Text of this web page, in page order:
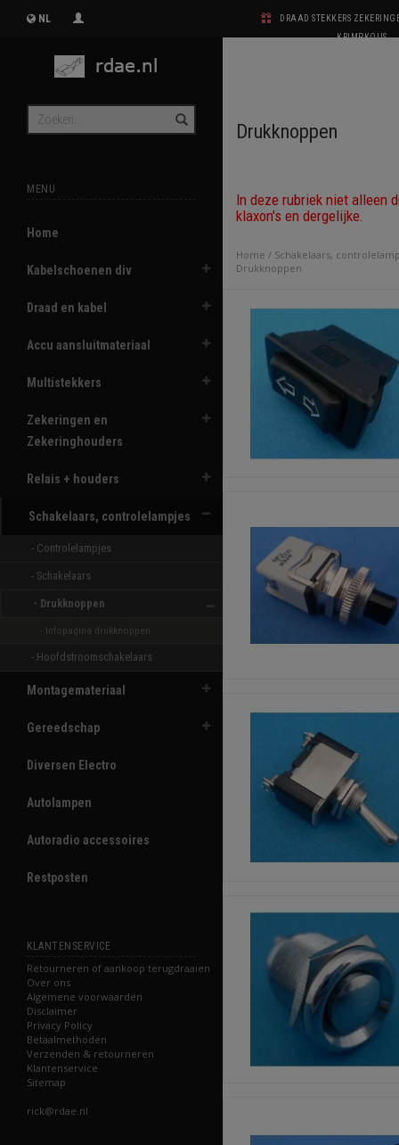
NL
DRAAD STEKKERS
KRIMPKOUS
MENU
Home
Kabelschoenen div
Draad en kabel
Accu aansluitmateriaal
Multistekkers
Zekeringen en
Zekeringhouders
Relais + houders
Schakelaars, controlelampjes
- Controlelampjes
- Schakelaars
- Drukknoppen
- Infopagina drukknoppen
- Hoofdstroomschakelaars
Montagemateriaal
Gereedschap
Diversen Electro
Autolampen
Autoradio accessoires
Restposten
KLANTENSERVICE
Retourneren of aankoop terugdraaien
Over ons
Algemene voorwaarden
Disclaimer
Privacy Policy
Betaalmethoden
Verzenden & retourneren
Klantenservice
Sitemap
rick@rdae.nl
Drukknoppen
In deze rubriek niet alleen
klaxon's en dergelijke.
Home / Schakelaars,
Drukknoppen